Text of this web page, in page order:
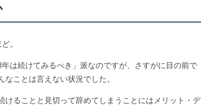
。
は続けてみるべき」派なのですが、さすがに目の前で
ことは言えない状況でした。
けることと見切って辞めてしまうことにはメリット・デ